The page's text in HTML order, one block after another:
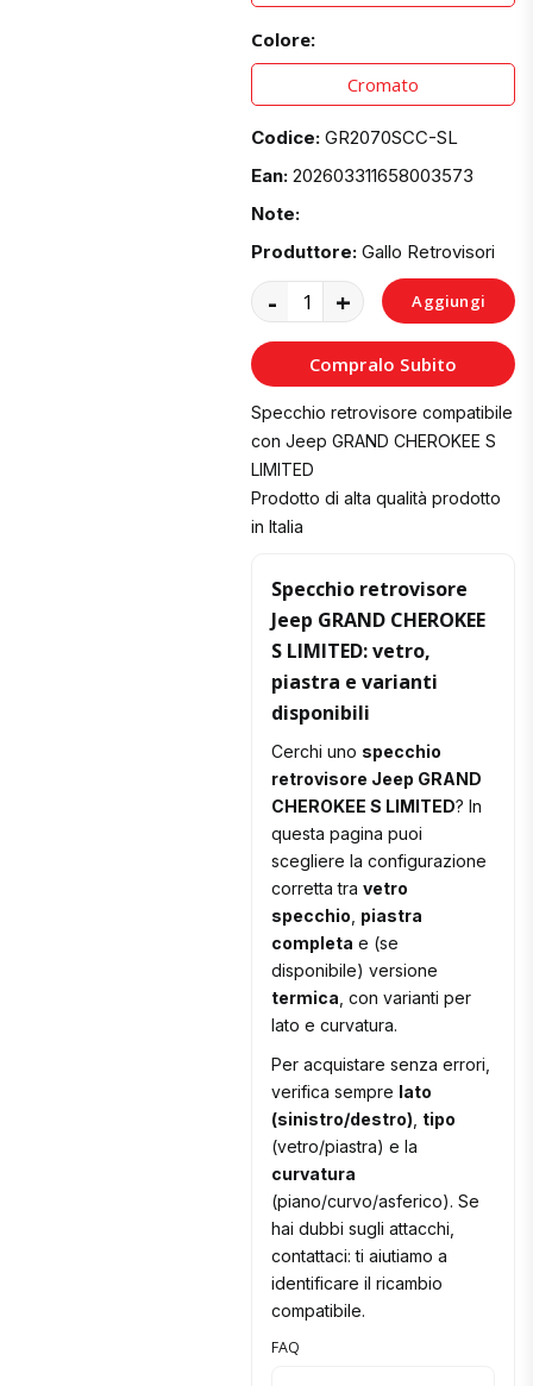
Colore:
Cromato
Codice: GR2070SCC-SL
Ean: 202603311658003573
Note:
Produttore: Gallo Retrovisori
- + Aggiungi
al
Carrello
Compralo Subito
Specchio retrovisore compatibile
con Jeep GRAND CHEROKEE S
LIMITED
Prodotto di alta qualità prodotto
in Italia
Specchio retrovisore
Jeep GRAND CHEROKEE
S LIMITED: vetro,
piastra e varianti
disponibili
Cerchi uno specchio
retrovisore Jeep GRAND
CHEROKEE S LIMITED? In
questa pagina puoi
scegliere la configurazione
corretta travetro
specchio piastra
completa e (se
disponibile) versione
termica , con varianti per
lato e curvatura.
Per acquistare senza errori,
verifica sempre lato
(sinistro/destro) tipo
(vetro/piastra) e la
curvatura
(piano/curvo/asferico). Se
hai dubbi sugli attacchi,
contattaci: ti aiutiamo a
identificare il ricambio
compatibile.
FAQ